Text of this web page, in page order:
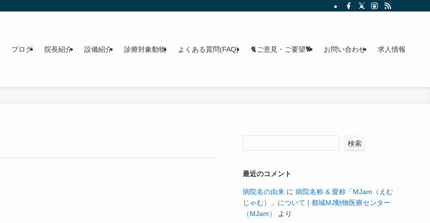
ブログ 院長紹介 設備紹介 診療対象動物 よくある質問(FAQ) 🐈ご意見・ご要望🐕 お問い合わせ 求人情報
検索
最近のコメント
病院名の由来 に 病院名称 & 愛称「MJam（えむ
じゃむ）」について | 都城MJ動物医療センター
（MJam）
より